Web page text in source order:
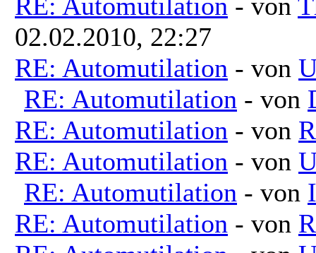
02.02.2010, 22:27
RE: Automutilation - von
RE: Automutilation - von
RE: Automutilation - von
RE: Automutilation - von
RE: Automutilation - von
RE: Automutilation - von